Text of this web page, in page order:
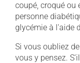
coupé, croqué ou
personne
glycémie à l'aide
Si vous oubliez
vous y pensez.